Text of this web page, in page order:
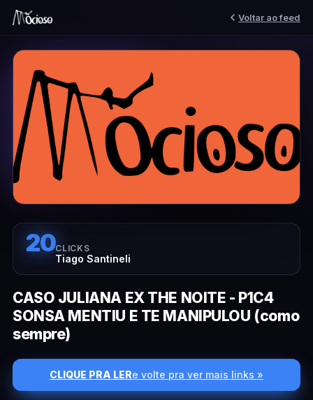
Voltar ao feed
20CLICKS
Tiago Santineli
CASO JULIANA EX THE NOITE - P1C4
SONSA MENTIU E TE MANIPULOU (como
sempre)
CLIQUE PRA LERe volte pra ver mais links »